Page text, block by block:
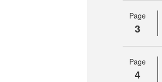
Page
3
Page
4